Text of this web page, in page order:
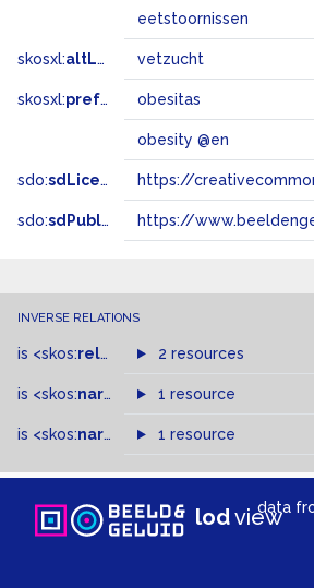
eetstoornissen
skosxl:altLabel vetzucht
skosxl:prefLabel obesitas
obesity @en
sdo:sdLicense
sdo:sdPublisher https://
INVERSE RELATIONS
is <skos:related > of2 resources
is <skos:narrowMatch >of
1 resource
is <skos:narrower >of
1 resource
lodview
data